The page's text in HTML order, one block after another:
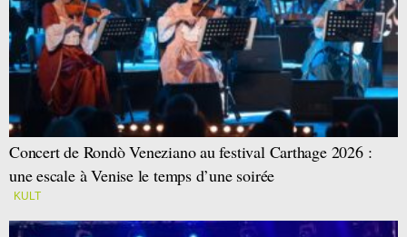
Concert de Rondò Veneziano au festival Carthage 2026 :
une escale à Venise le temps d’une soirée
KULT